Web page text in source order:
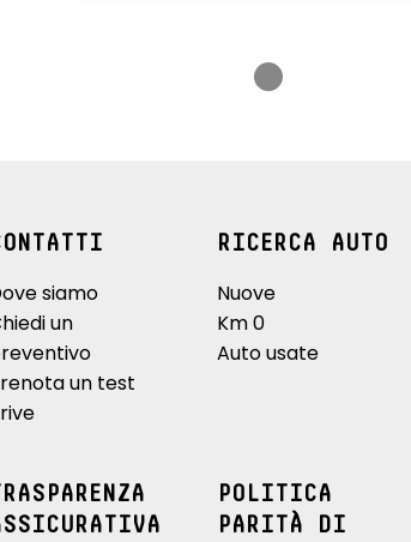
siamo
un
un test
RICERCA AUTO
Nuove
Km 0
Auto usate
POLITICA
PARITÀ DI